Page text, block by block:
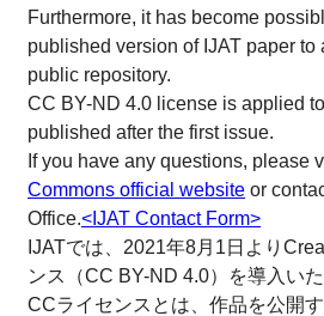
Furthermore, it has become
published version of IJAT paper to
public repository.
CC BY-ND 4.0 license is applied
published after the first issue.
If you have any questions, please
Commons official website or
Office.<IJAT Contact Form>
IJATでは、2021年8月1日より
ンス（CC BY-ND 4.0）を導入いた
CCライセンスとは、作品を公開